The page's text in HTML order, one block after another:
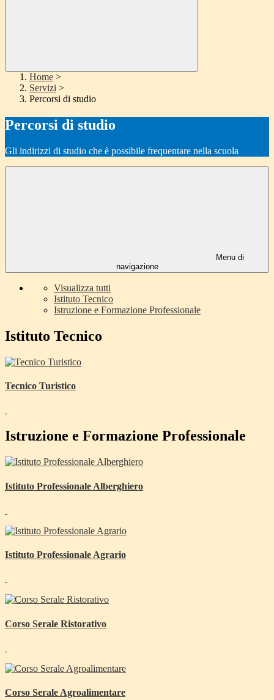
Home >
Servizi >
Percorsi di studio
Percorsi di studio
Gli indirizzi di studio che è possibile frequentare nella scuola
Menu di
navigazione
Visualizza tutti
Istituto Tecnico
Istruzione e Formazione Professionale
Istituto Tecnico
Tecnico Turistico
Istruzione e Formazione Professionale
Istituto Professionale Alberghiero
Istituto Professionale Agrario
Corso Serale Ristorativo
Corso Serale Agroalimentare